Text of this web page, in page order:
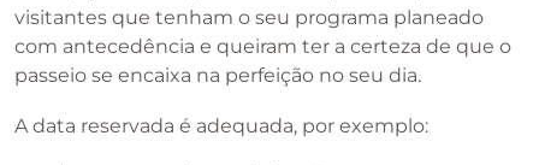
visitantes que tenham o seu programa planeado
com antecedência e queiram ter a certeza de que o
passeio se encaixa na perfeição no seu dia.
A data reservada é adequada, por exemplo: